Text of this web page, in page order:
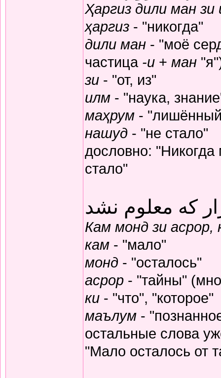
Ҳаргиз дили ман
ҳаргиз - "никогда"
дили ман - "моё
частица -и + ман
зи - "от, из"
илм - "наука,
маҳрум -
нашуд - "не стало"
дословно:
стало"
که معلوم نشد
Кам монд зи
кам - "мало"
монд - "осталось"
асрор - "тайны"
ки - "что", "которое"
маълум -
остальные слова
"Мало осталось от